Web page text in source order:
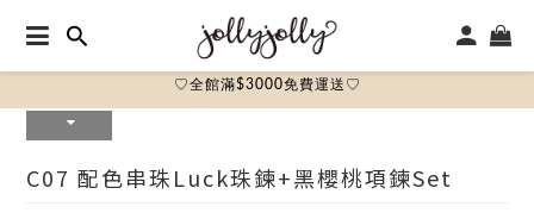
♡全館滿$3000免費運送♡
C07 配色串珠luck珠鍊+黑櫻桃項鍊set